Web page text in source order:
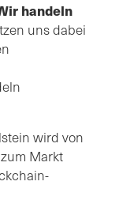
handeln
uns dabei
wird von
Markt